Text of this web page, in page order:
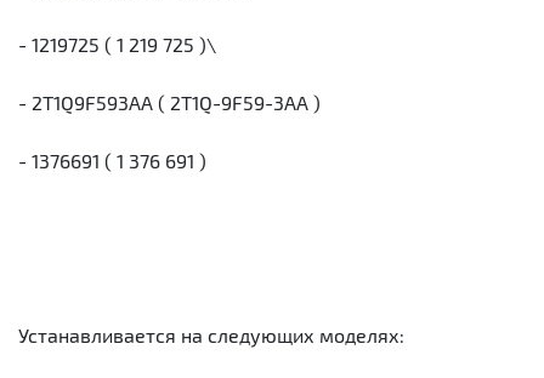
- 1219725 ( 1 219 725 )\
- 2T1Q9F593AA ( 2T1Q-9F59-3AA )
- 1376691 ( 1 376 691 )
Устанавливается на следующих моделях: